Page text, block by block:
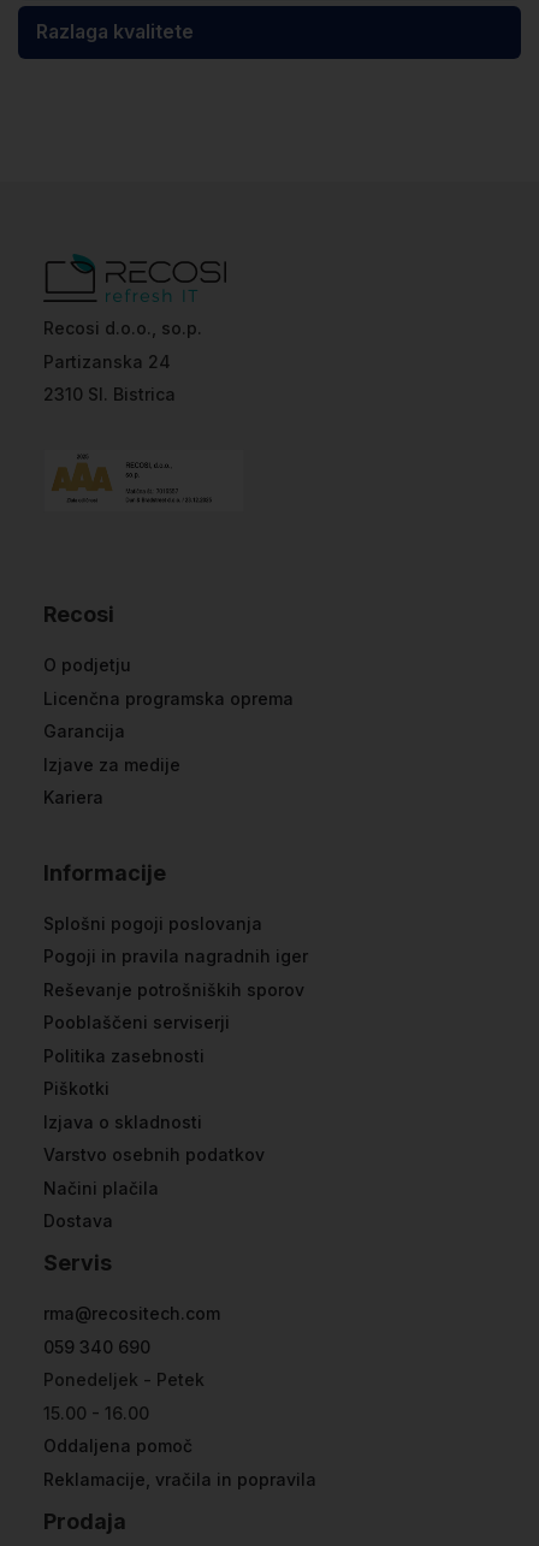
Razlaga kvalitete
Recosi d.o.o., so.p.
Partizanska 24
2310 Sl. Bistrica
Recosi
O podjetju
Licenčna programska oprema
Garancija
Izjave za medije
Kariera
Informacije
Splošni pogoji poslovanja
Pogoji in pravila nagradnih iger
Reševanje potrošniških sporov
Pooblaščeni serviserji
Politika zasebnosti
Piškotki
Izjava o skladnosti
Varstvo osebnih podatkov
Načini plačila
Dostava
Servis
rma@recositech.com
059 340 690
Ponedeljek - Petek
15.00 - 16.00
Oddaljena pomoč
Reklamacije, vračila in popravila
Prodaja